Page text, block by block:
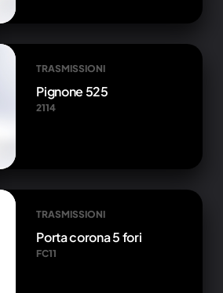
TRASMISSIONI
Pignone 525
2114
TRASMISSIONI
Porta corona 5 fori
FC11